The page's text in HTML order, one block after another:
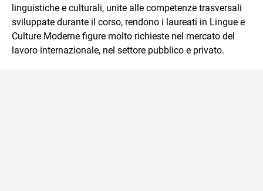
linguistiche e culturali, unite alle competenze trasversali
sviluppate durante il corso, rendono i laureati in Lingue e
Culture Moderne figure molto richieste nel mercato del
lavoro internazionale, nel settore pubblico e privato.